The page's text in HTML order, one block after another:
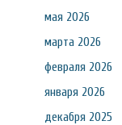
мая 2026
марта 2026
февраля 2026
января 2026
декабря 2025